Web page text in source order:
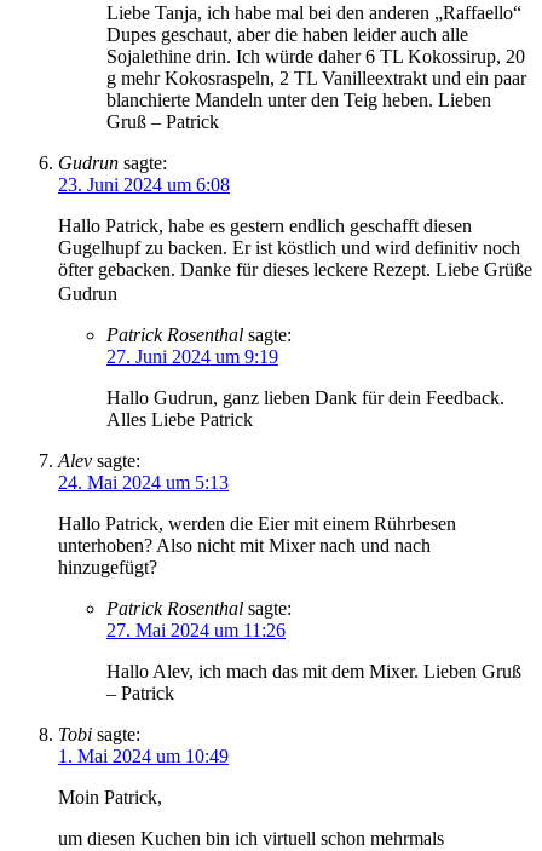
Liebe Tanja, ich habe mal bei den anderen „Raffaello“
Dupes geschaut, aber die haben leider auch alle
Sojalethine drin. Ich würde daher 6 TL Kokossirup, 20
g mehr Kokosraspeln, 2 TL Vanilleextrakt und ein paar
blanchierte Mandeln unter den Teig heben. Lieben
Gruß – Patrick
Gudrun sagte:
23. Juni 2024 um 6:08
Hallo Patrick, habe es gestern endlich geschafft diesen
Gugelhupf zu backen. Er ist köstlich und wird definitiv noch
öfter gebacken. Danke für dieses leckere Rezept. Liebe Grüße
Gudrun
Patrick Rosenthal sagte:
27. Juni 2024 um 9:19
Hallo Gudrun, ganz lieben Dank für dein Feedback.
Alles Liebe Patrick
Alev sagte:
24. Mai 2024 um 5:13
Hallo Patrick, werden die Eier mit einem Rührbesen
unterhoben? Also nicht mit Mixer nach und nach
hinzugefügt?
Patrick Rosenthal sagte:
27. Mai 2024 um 11:26
Hallo Alev, ich mach das mit dem Mixer. Lieben Gruß
– Patrick
Tobi sagte:
1. Mai 2024 um 10:49
Moin Patrick,
um diesen Kuchen bin ich virtuell schon mehrmals